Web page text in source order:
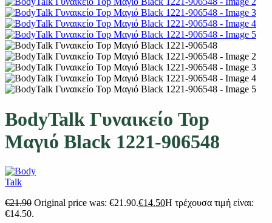
BodyTalk Γυναικείο Top
Μαγιό Black 1221-906548
€21.90 Original price was: €21.90.€14.50Η τρέχουσα τιμή είναι:
€14.50.